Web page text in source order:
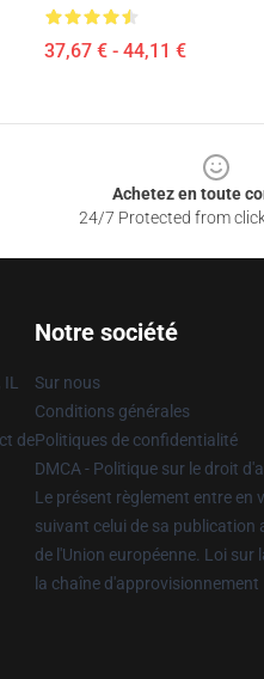
37,67 € - 44,11 €
Achetez en toute
24/7 Protected from
de
Notre société
Sur nous
Conditions générales
Politiques de confidentialité
DMCA - Politique sur le droit
Le présent règlement entre en
suivant celui de sa publication
de l'Union européenne. Loi sur
la chaîne d'approvisionnement